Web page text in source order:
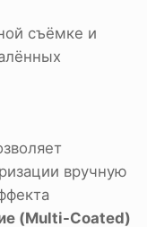
съёмке и
вручную
(Multi-Coated)